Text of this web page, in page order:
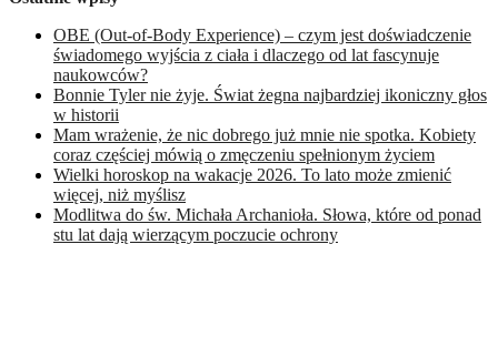
OBE (Out-of-Body Experience) – czym jest doświadczenie
świadomego wyjścia z ciała i dlaczego od lat fascynuje
naukowców?
Bonnie Tyler nie żyje. Świat żegna najbardziej ikoniczny głos
w historii
Mam wrażenie, że nic dobrego już mnie nie spotka. Kobiety
coraz częściej mówią o zmęczeniu spełnionym życiem
Wielki horoskop na wakacje 2026. To lato może zmienić
więcej, niż myślisz
Modlitwa do św. Michała Archanioła. Słowa, które od ponad
stu lat dają wierzącym poczucie ochrony